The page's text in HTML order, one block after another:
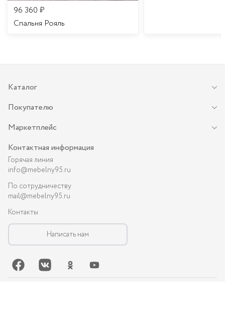
96 360 ₽
Спальня Рояль
Каталог
Покупателю
Маркетплейс
Контактная информация
Горячая линия
info@mebelny95.ru
По сотрудничеству
mail@mebelny95.ru
Контакты
Написать нам